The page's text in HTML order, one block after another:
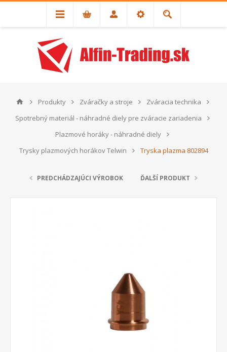
Produkty Zváračky a stroje
Zváracia technika
Spotrebný materiál - náhradné diely pre zváracie zariadenia
Plazmové horáky - náhradné diely
Trysky plazmových horákov Telwin
Tryska plazma 802894
PREDCHÁDZAJÚCI VÝROBOK ĎALŠÍ PRODUKT